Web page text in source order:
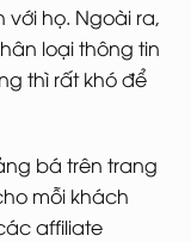
họ. Ngoài ra,
loại thông tin
thì rất khó để
bá trên trang
mỗi khách
affiliate